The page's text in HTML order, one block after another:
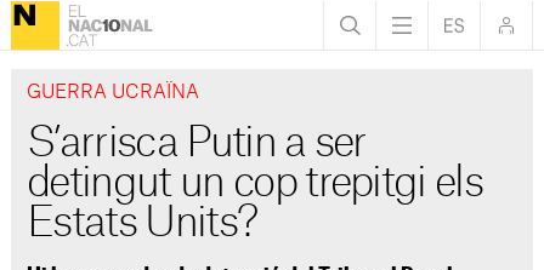
GUERRA UCRAÏNA
S’arrisca Putin a ser
detingut un cop trepitgi els
Estats Units?